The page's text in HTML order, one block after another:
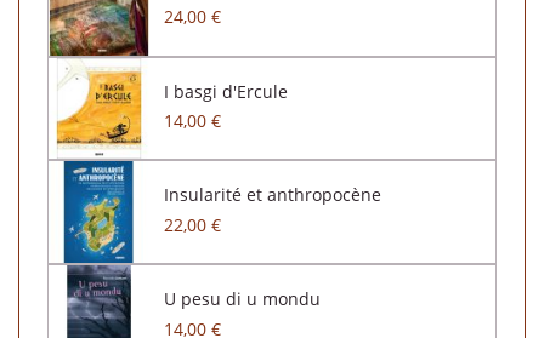
24,00 €
I basgi d'Ercule
14,00 €
Insularité et anthropocène
22,00 €
U pesu di u mondu
14,00 €